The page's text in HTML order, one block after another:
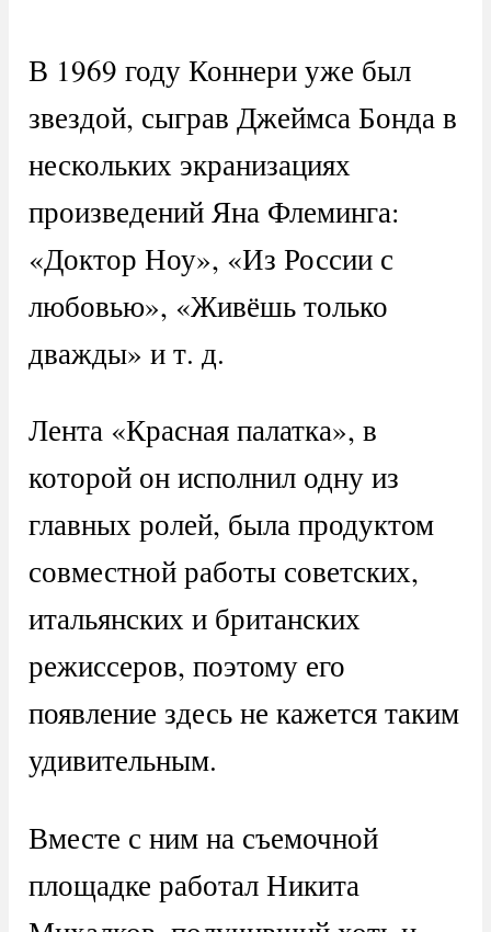
В 1969 году Коннери уже был
звездой, сыграв Джеймса Бонда в
нескольких экранизациях
произведений Яна Флеминга:
«Доктор Ноу», «Из России с
любовью», «Живёшь только
дважды» и т. д.
Лента «Красная палатка», в
которой он исполнил одну из
главных ролей, была продуктом
совместной работы советских,
итальянских и британских
режиссеров, поэтому его
появление здесь не кажется таким
удивительным.
Вместе с ним на съемочной
площадке работал Никита